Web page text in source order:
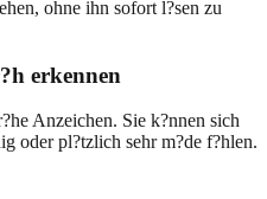
ohne ihn sofort l?sen zu
erkennen
Anzeichen. Sie k?nnen sich
oder pl?tzlich sehr m?de f?hlen.